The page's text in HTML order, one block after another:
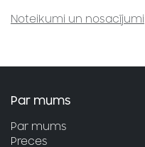
Noteikumi un nosacījumi
Par mums
Par mums
Preces